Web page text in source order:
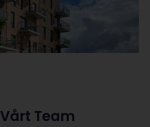
Vårt Team